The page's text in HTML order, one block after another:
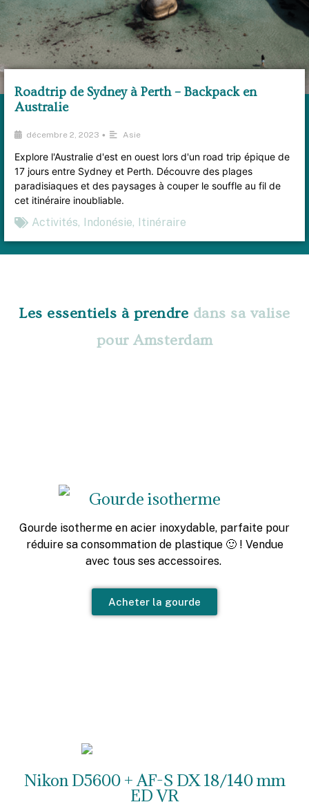
Roadtrip de Sydney à Perth – Backpack en
Australie
décembre 2, 2023 • Asie
Explore l'Australie d'est en ouest lors d'un road trip épique de
17 jours entre Sydney et Perth. Découvre des plages
paradisiaques et des paysages à couper le souffle au fil de
cet itinéraire inoubliable.
Activités, Indonésie, Itinéraire
Les essentiels à prendre dans sa valise
pour Amsterdam
Gourde isotherme
Gourde isotherme en acier inoxydable, parfaite pour
réduire sa consommation de plastique 🙂 ! Vendue
avec tous ses accessoires.
Acheter la gourde
Nikon D5600 + AF-S DX 18/140 mm
ED VR